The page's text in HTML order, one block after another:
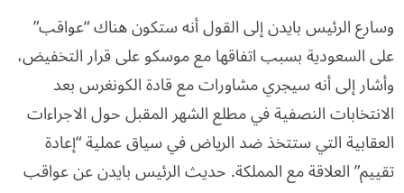
وسارع الرئيس بايدن إلى القول أنه ستكون هناك “عواقب”
على السعودية بسبب اتفاقها مع موسكو على قرار التخفيض،
وأشار إلى أنه سيجري مشاورات مع قادة الكونغرس بعد
الانتخابات النصفية في مطلع الشهر المقبل حول الاجراءات
العقابية التي ستتخذ ضد الرياض في سياق عملية “إعادة
تقييم” العلاقة مع المملكة. حديث الرئيس بايدن عن عواقب